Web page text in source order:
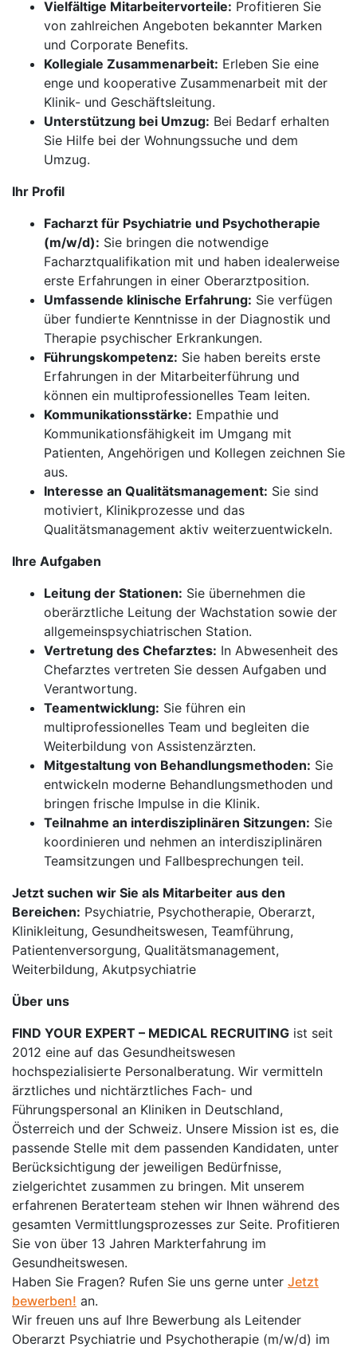
Vielfältige Mitarbeitervorteile: Profitieren Sie
von zahlreichen Angeboten bekannter Marken
und Corporate Benefits.
Kollegiale Zusammenarbeit: Erleben Sie eine
enge und kooperative Zusammenarbeit mit der
Klinik- und Geschäftsleitung.
Unterstützung bei Umzug: Bei Bedarf erhalten
Sie Hilfe bei der Wohnungssuche und dem
Umzug.
Ihr Profil
Facharzt für Psychiatrie und Psychotherapie
(m/w/d): Sie bringen die notwendige
Facharztqualifikation mit und haben idealerweise
erste Erfahrungen in einer Oberarztposition.
Umfassende klinische Erfahrung: Sie verfügen
über fundierte Kenntnisse in der Diagnostik und
Therapie psychischer Erkrankungen.
Führungskompetenz: Sie haben bereits erste
Erfahrungen in der Mitarbeiterführung und
können ein multiprofessionelles Team leiten.
Kommunikationsstärke: Empathie und
Kommunikationsfähigkeit im Umgang mit
Patienten, Angehörigen und Kollegen zeichnen Sie
aus.
Interesse an Qualitätsmanagement: Sie sind
motiviert, Klinikprozesse und das
Qualitätsmanagement aktiv weiterzuentwickeln.
Ihre Aufgaben
Leitung der Stationen: Sie übernehmen die
oberärztliche Leitung der Wachstation sowie der
allgemeinspsychiatrischen Station.
Vertretung des Chefarztes: In Abwesenheit des
Chefarztes vertreten Sie dessen Aufgaben und
Verantwortung.
Teamentwicklung: Sie führen ein
multiprofessionelles Team und begleiten die
Weiterbildung von Assistenzärzten.
Mitgestaltung von Behandlungsmethoden: Sie
entwickeln moderne Behandlungsmethoden und
bringen frische Impulse in die Klinik.
Teilnahme an interdisziplinären Sitzungen: Sie
koordinieren und nehmen an interdisziplinären
Teamsitzungen und Fallbesprechungen teil.
Jetzt suchen wir Sie als Mitarbeiter aus den
Bereichen: Psychiatrie, Psychotherapie, Oberarzt,
Klinikleitung, Gesundheitswesen, Teamführung,
Patientenversorgung, Qualitätsmanagement,
Weiterbildung, Akutpsychiatrie
Über uns
FIND YOUR EXPERT – MEDICAL RECRUITING ist seit
2012 eine auf das Gesundheitswesen
hochspezialisierte Personalberatung. Wir vermitteln
ärztliches und nichtärztliches Fach- und
Führungspersonal an Kliniken in Deutschland,
Österreich und der Schweiz. Unsere Mission ist es, die
passende Stelle mit dem passenden Kandidaten, unter
Berücksichtigung der jeweiligen Bedürfnisse,
zielgerichtet zusammen zu bringen. Mit unserem
erfahrenen Beraterteam stehen wir Ihnen während des
gesamten Vermittlungsprozesses zur Seite. Profitieren
Sie von über 13 Jahren Markterfahrung im
Gesundheitswesen.
Haben Sie Fragen? Rufen Sie uns gerne unter Jetzt
bewerben! an.
Wir freuen uns auf Ihre Bewerbung als Leitender
Oberarzt Psychiatrie und Psychotherapie (m/w/d) im